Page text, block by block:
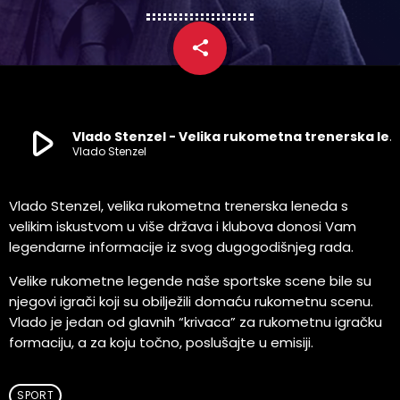
share
email
play_arrow Vlado Stenzel - Velika rukometna trenerska legenda
Vlado Stenzel
Vlado Stenzel, velika rukometna trenerska leneda s
velikim iskustvom u više država i klubova donosi Vam
legendarne informacije iz svog dugogodišnjeg rada.
Velike rukometne legende naše sportske scene bile su
njegovi igrači koji su obilježili domaću rukometnu scenu.
Vlado je jedan od glavnih “krivaca” za rukometnu igračku
formaciju, a za koju točno, poslušajte u emisiji.
SPORT